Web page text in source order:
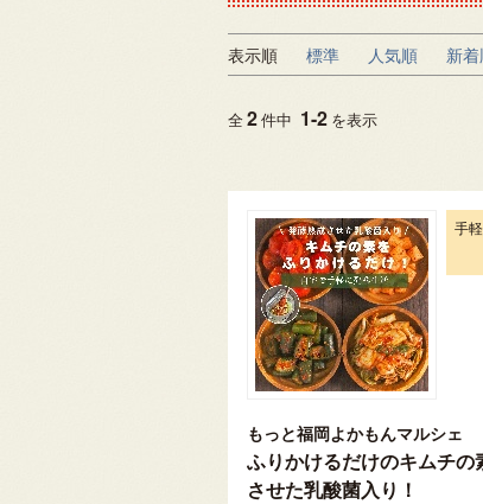
表示順 標準 人気順 新
全2件中 1-2 を表示
手
もっと福岡よかもんマルシェ
ふりかけるだけのキムチの
させた乳酸菌入り！